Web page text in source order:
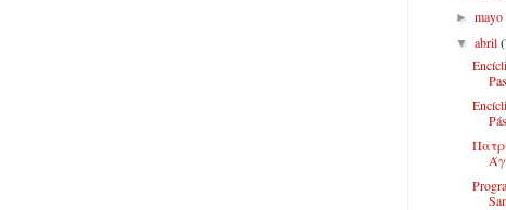
►mayo
▼abril